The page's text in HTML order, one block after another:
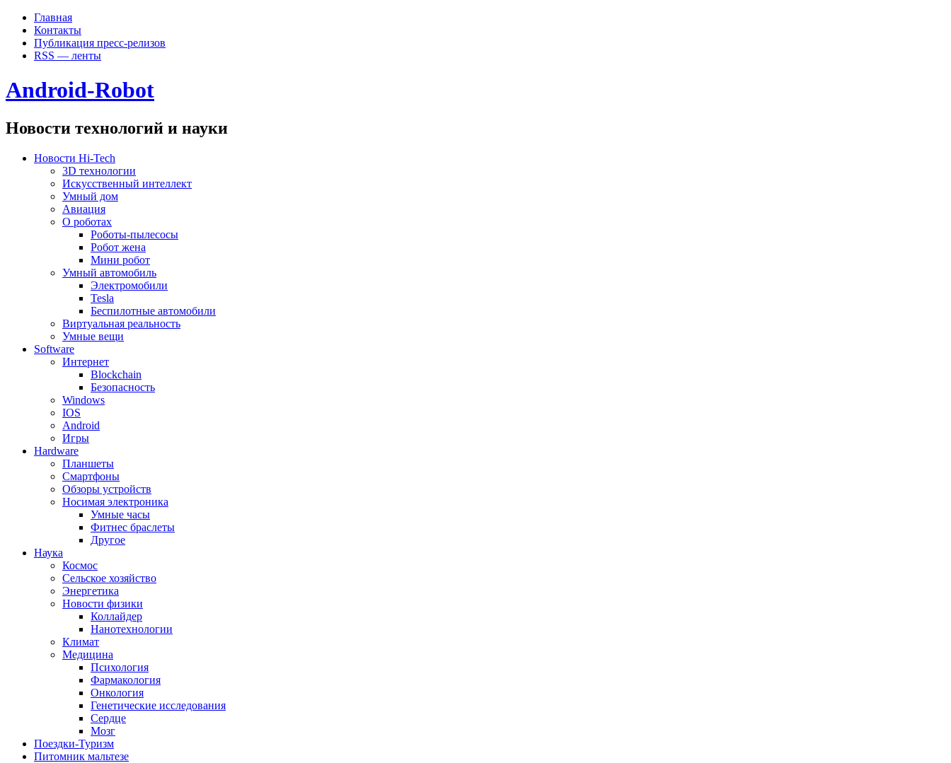
Главная
Контакты
Публикация пресс-релизов
RSS — ленты
Android-Robot
Новости технологий и науки
Новости Hi-Tech
3D технологии
Искусственный интеллект
Умный дом
Авиация
О роботах
Роботы-пылесосы
Робот жена
Мини робот
Умный автомобиль
Электромобили
Tesla
Беспилотные автомобили
Виртуальная реальность
Умные вещи
Software
Интернет
Blockchain
Безопасность
Windows
IOS
Android
Игры
Hardware
Планшеты
Смартфоны
Обзоры устройств
Носимая электроника
Умные часы
Фитнес браслеты
Другое
Наука
Космос
Сельское хозяйство
Энергетика
Новости физики
Коллайдер
Нанотехнологии
Климат
Медицина
Психология
Фармакология
Онкология
Генетические исследования
Сердце
Мозг
Поездки-Туризм
Питомник мальтезе